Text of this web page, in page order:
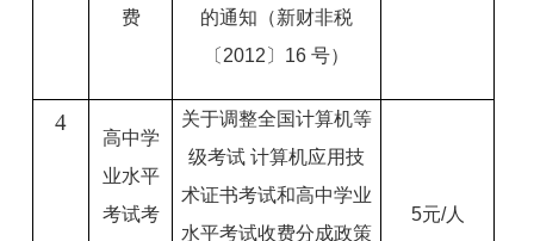
费
的通知（新财非税
〔2012〕16 号）
4
高中学
业水平
考试考
关于调整全国计算机等
级考试 计算机应用技
术证书考试和高中学业
水平考试收费分成政策
5元/人